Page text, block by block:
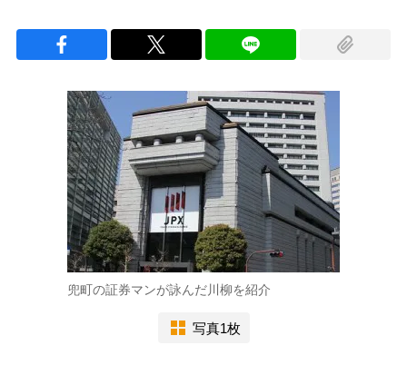
兜町の証券マンが詠んだ川柳を紹介
写真1枚